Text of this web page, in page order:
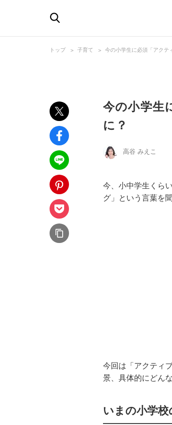
トップ 子育て 今の小学生に必須「アクテ
今の小学生
に？
高谷 みえこ
今、小中学生くら
グ」という言葉を
今回は「アクティ
景、具体的にどん
いまの小学校